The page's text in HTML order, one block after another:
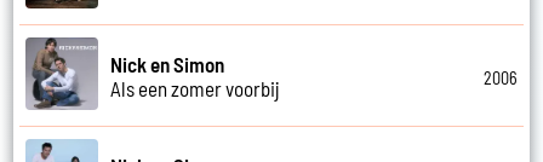
Nick en Simon
Als een zomer voorbij
2006